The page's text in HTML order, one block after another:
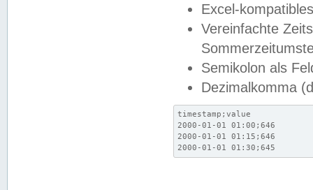
Excel-
Vereinfachte
Semikolon als
Dezimalkomma
timestamp;value
2000-01-01 01:00;646
2000-01-01 01:15;646
2000-01-01 01:30;645